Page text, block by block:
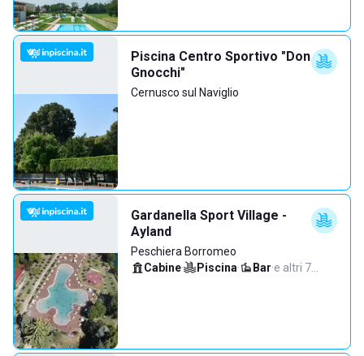
Piscina Centro Sportivo "Don
Gnocchi"
Cernusco sul Naviglio
Gardanella Sport Village -
Ayland
Peschiera Borromeo
Cabine· Piscina· Bar·e altri 7…